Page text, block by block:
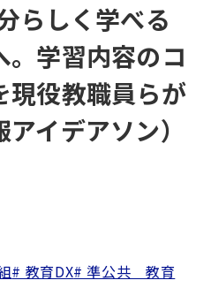
らしく学べる
学習内容のコ
現役教職員らが
イデアソン）
# 教育DX# 準公共 教育